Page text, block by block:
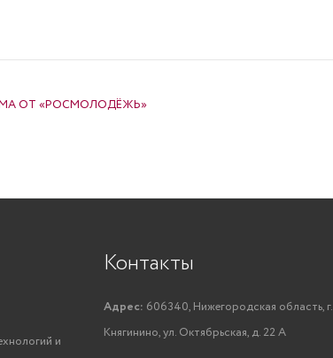
ОТ «РОСМОЛОДЁЖЬ»
и
Контакты
Адрес: 606340, Нижегородская область, г.
Княгинино, ул. Октябрьская, д. 22 А